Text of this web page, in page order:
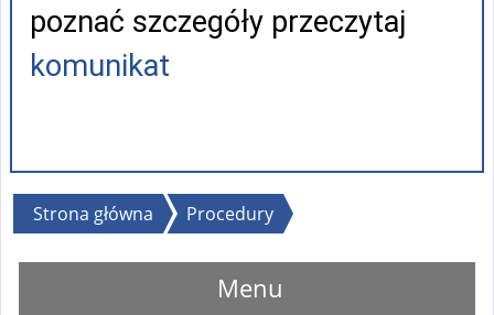
poznać szczegóły przeczytaj
komunikat
Jesteś
Strona główna Procedury
Menu